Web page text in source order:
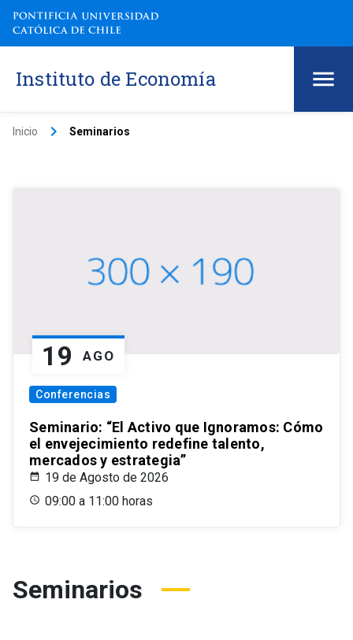
Instituto de Economía
Inicio keyboard_arrow_right Seminarios
19 AGO
Conferencias
Seminario: “El Activo que Ignoramos: Cómo
el envejecimiento redefine talento,
mercados y estrategia”
19 de Agosto de 2026
09:00 a 11:00 horas
Seminarios